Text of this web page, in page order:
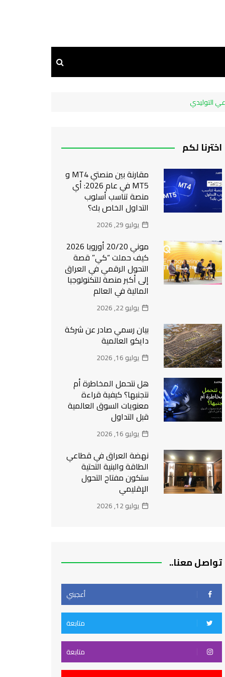
اخترنا لكم
مقارنة بين منصتي MT4 و
MT5 في عام 2026: أي
منصة تناسب أسلوب
التداول الخاص بك؟
يوليو 29, 2026
موني 20/20 أوروبا 2026
كيف حملت “كي” قصة
التحول الرقمي في العراق
إلى أكبر منصة للتكنولوجيا
المالية في العالم
يوليو 22, 2026
بيان رسمي صادر عن شركة
دايكو العالمية
يوليو 16, 2026
هل نتحمل المخاطرة أم
نتجنبها؟ كيفية قراءة
معنويات السوق العالمية
قبل التداول
يوليو 16, 2026
نهضة العراق في قطاعي
الطاقة والبنية التحتية
ستكون مفتاح التحول
الإقليمي
يوليو 12, 2026
تواصل معنا..
أعجبني
متابعة
متابعة